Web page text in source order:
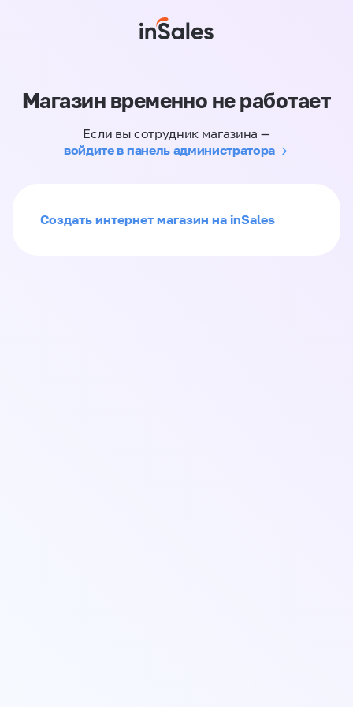
Магазин временно не работает
Если вы сотрудник магазина —
войдите в панель администратора
Создать интернет магазин на inSales